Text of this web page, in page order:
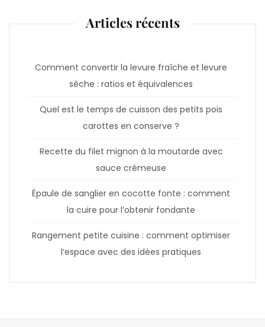
Articles récents
Comment convertir la levure fraîche et levure
sèche : ratios et équivalences
Quel est le temps de cuisson des petits pois
carottes en conserve ?
Recette du filet mignon à la moutarde avec
sauce crémeuse
Épaule de sanglier en cocotte fonte : comment
la cuire pour l’obtenir fondante
Rangement petite cuisine : comment optimiser
l’espace avec des idées pratiques